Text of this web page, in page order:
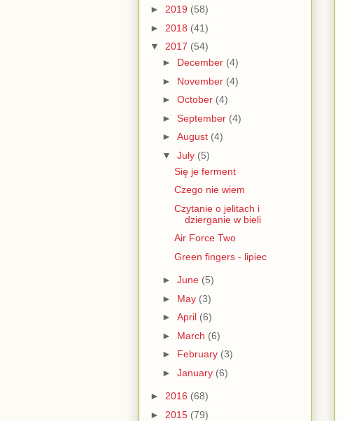
► 2019 (58)
► 2018 (41)
▼ 2017 (54)
► December (4)
► November (4)
► October (4)
► September (4)
► August (4)
▼ July (5)
Się je ferment
Czego nie wiem
Czytanie o jelitach i
dzierganie w bieli
Air Force Two
Green fingers - lipiec
► June (5)
► May (3)
► April (6)
► March (6)
► February (3)
► January (6)
► 2016 (68)
► 2015 (79)